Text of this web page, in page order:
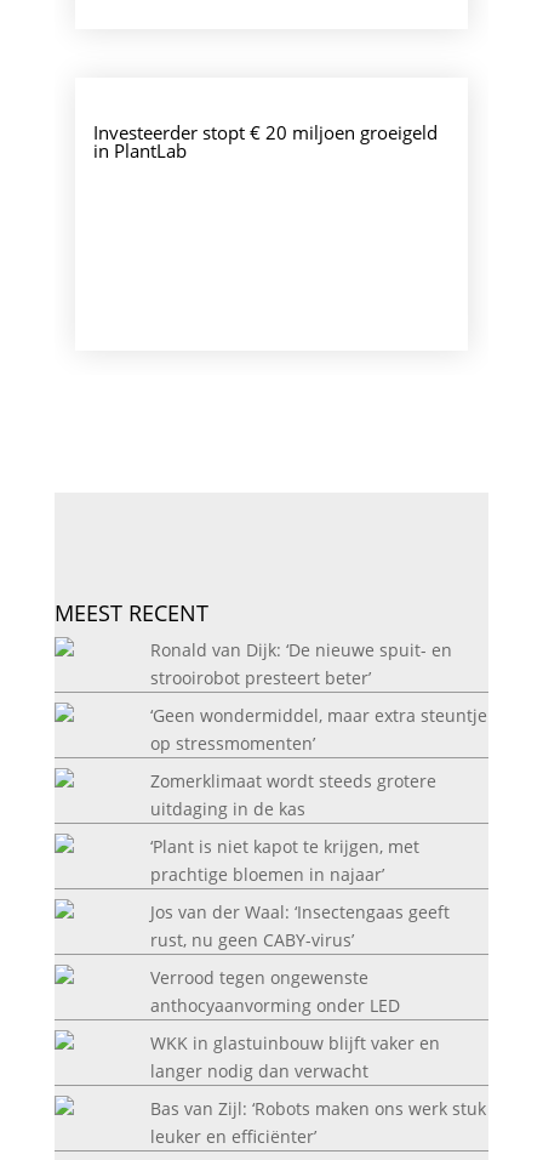
Investeerder stopt € 20 miljoen groeigeld
in PlantLab
MEEST RECENT
Ronald van Dijk: ‘De nieuwe spuit- en
strooirobot presteert beter’
‘Geen wondermiddel, maar extra steuntje
op stressmomenten’
Zomerklimaat wordt steeds grotere
uitdaging in de kas
‘Plant is niet kapot te krijgen, met
prachtige bloemen in najaar’
Jos van der Waal: ‘Insectengaas geeft
rust, nu geen CABY-virus’
Verrood tegen ongewenste
anthocyaanvorming onder LED
WKK in glastuinbouw blijft vaker en
langer nodig dan verwacht
Bas van Zijl: ‘Robots maken ons werk stuk
leuker en efficiënter’